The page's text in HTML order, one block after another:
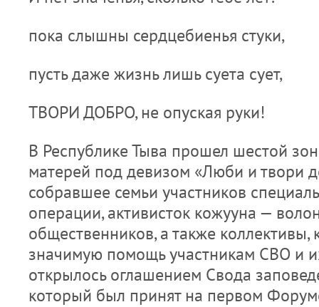
пока слышны сердцебиенья стуки,
пусть даже жизнь лишь суета сует,
ТВОРИ ДОБРО, не опуская руки!
В Республике Тыва прошел шестой
матерей под девизом «Люби и твори
собравшее семьи участников
операции, активисток кожууна —
общественников, а также
значимую помощь участникам СВО и
открылось оглашением Свода
который был принят на первом